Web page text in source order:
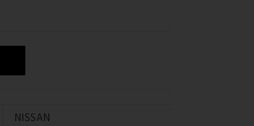
NISSAN